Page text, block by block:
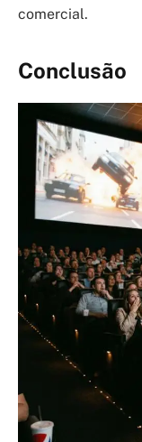
comercial.
Conclusão